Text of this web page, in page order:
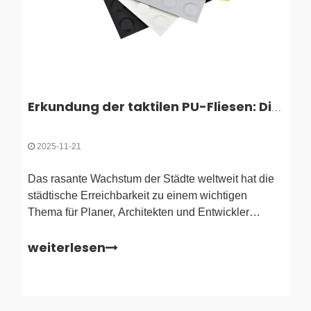
Erkundung der taktilen PU-Fliesen: Die Zukunft der städtischen Zugänglichkeit
2025-11-21
Das rasante Wachstum der Städte weltweit hat die
städtische Erreichbarkeit zu einem wichtigen
Thema für Planer, Architekten und Entwickler
Bevölkerungsvielfalt immer vielfältiger wird und
weiterlesen